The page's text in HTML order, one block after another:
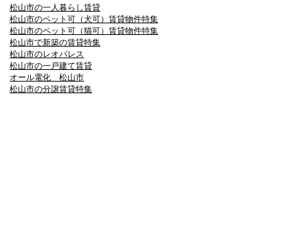
松山市の一人暮らし賃貸
松山市のペット可（犬可）賃貸物件特集
松山市のペット可（猫可）賃貸物件特集
松山市で新築の賃貸特集
松山市のレオパレス
松山市の一戸建て賃貸
オール電化 松山市
松山市の分譲賃貸特集